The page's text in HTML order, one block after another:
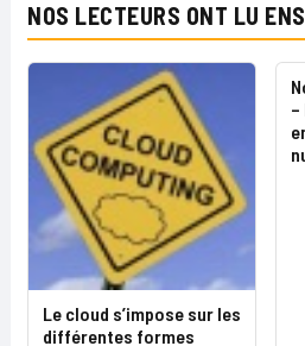
NOS LECTEURS ONT LU
Le cloud s’impose sur les
différentes formes